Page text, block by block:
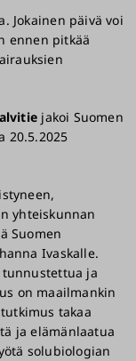
Jokainen päivä voi
ennen pitkää
jakoi Suomen
20.5.2025
yhteiskunnan
Suomen
Ivaskalle.
tunnustettua ja
on maailmankin
takaa
ja elämänlaatua
solubiologian